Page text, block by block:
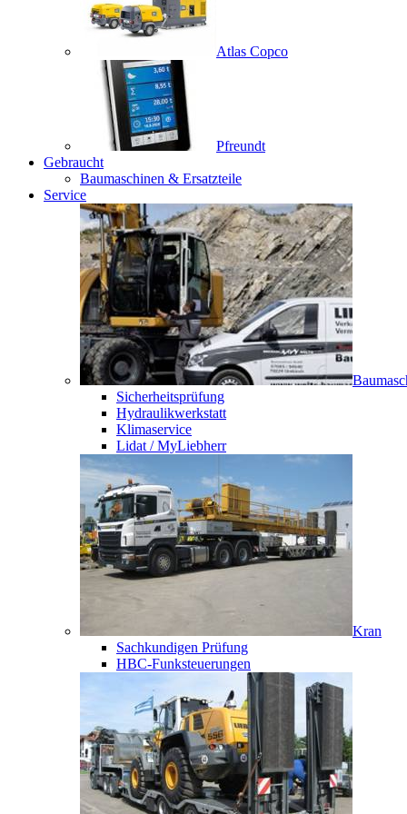
Atlas Copco
Pfreundt
Gebraucht
Baumaschinen & Ersatzteile
Service
Sicherheitsprüfung
Hydraulikwerkstatt
Klimaservice
Lidat / MyLiebherr
Kran
Sachkundigen Prüfung
HBC-Funksteuerungen